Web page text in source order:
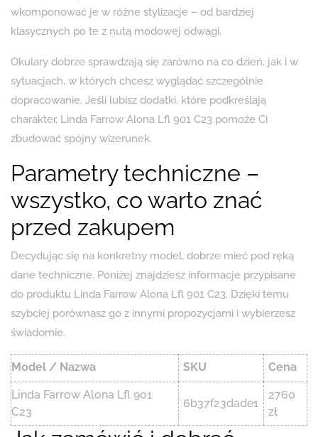
wkomponować je w różne stylizacje – od bardziej
klasycznych po te z nutą modowej odwagi.
Okulary dobrze sprawdzają się zarówno na co dzień, jak i w
sytuacjach, w których chcesz wyglądać szczególnie
dopracowanie. Jeśli lubisz dodatki, które podkreślają
charakter, Linda Farrow Alona Lfl 901 C23 pomoże Ci
zbudować spójny wizerunek.
Parametry techniczne –
wszystko, co warto znać
przed zakupem
Decydując się na konkretny model, dobrze mieć pod ręką
dane techniczne. Poniżej znajdziesz informacje przypisane
do produktu Linda Farrow Alona Lfl 901 C23. Dzięki temu
szybciej porównasz go z innymi propozycjami i wybierzesz
świadomie.
Model / Nazwa SKU Cena
Linda Farrow Alona Lfl 901
C23
6b37f23dade1
2760
zł